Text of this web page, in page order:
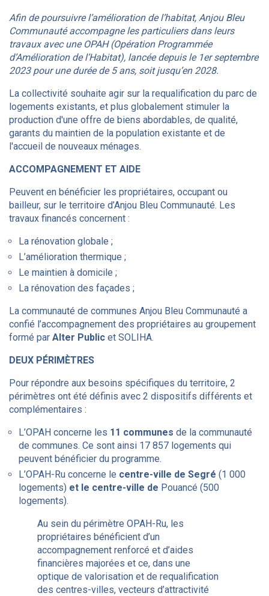
Afin de poursuivre l’amélioration de l’habitat, Anjou Bleu
Communauté accompagne les particuliers dans leurs
travaux avec une OPAH (Opération Programmée
d’Amélioration de l’Habitat), lancée depuis le 1er septembre
2023 pour une durée de 5 ans, soit jusqu’en 2028.
La collectivité souhaite agir sur la requalification du parc de
logements existants, et plus globalement stimuler la
production d'une offre de biens abordables, de qualité,
garants du maintien de la population existante et de
l'accueil de nouveaux ménages.
ACCOMPAGNEMENT ET AIDE
Peuvent en bénéficier les propriétaires, occupant ou
bailleur, sur le territoire d’Anjou Bleu Communauté. Les
travaux financés concernent :
La rénovation globale ;
L’amélioration thermique ;
Le maintien à domicile ;
La rénovation des façades ;
La communauté de communes Anjou Bleu Communauté a
confié l’accompagnement des propriétaires au groupement
formé par Alter Public et SOLIHA.
DEUX PÉRIMÈTRES
Pour répondre aux besoins spécifiques du territoire, 2
périmètres ont été définis avec 2 dispositifs différents et
complémentaires :
L’OPAH concerne les 11 communes de la communauté
de communes. Ce sont ainsi 17 857 logements qui
peuvent bénéficier du programme.
L’OPAH-Ru concerne le centre-ville de Segré (1 000
logements) et le centre-ville de Pouancé (500
logements).
Au sein du périmètre OPAH-Ru, les
propriétaires bénéficient d’un
accompagnement renforcé et d’aides
financières majorées et ce, dans une
optique de valorisation et de requalification
des centres-villes, vecteurs d’attractivité